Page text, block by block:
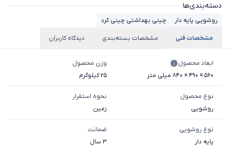
دسته‌بندی‌ها
روشویی پایه دار چینی بهداشتی چینی کرد
مشخصات فنی مشخصات بسته‌بندی دیدگاه کاربران
ابعاد محصول
560 × 490 × 840 میلی‌ متر
وزن محصول
25 کیلوگرم
نوع محصول
روشویی
نحوه استقرار
زمین
نوع روشویی
پایه دار
ضمانت
3 سال